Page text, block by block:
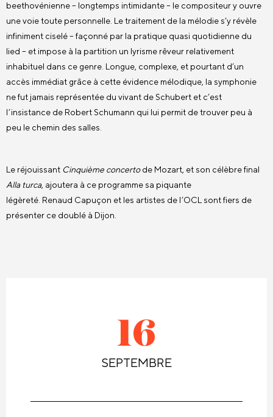
beethovénienne – longtemps intimidante – le compositeur y ouvre
une voie toute personnelle. Le traitement de la mélodie s’y révèle
infiniment ciselé – façonné par la pratique quasi quotidienne du
lied – et impose à la partition un lyrisme rêveur relativement
inhabituel dans ce genre. Longue, complexe, et pourtant d’un
accès immédiat grâce à cette évidence mélodique, la symphonie
ne fut jamais représentée du vivant de Schubert et c’est
l’insistance de Robert Schumann qui lui permit de trouver peu à
peu le chemin des salles.
Le réjouissant Cinquième concertode Mozart, et son célèbre final
Alla turca, ajoutera à ce programme sa piquante
légèreté. Renaud Capuçon et les artistes de l’OCL sont fiers de
présenter ce doublé à Dijon.
16
SEPTEMBRE